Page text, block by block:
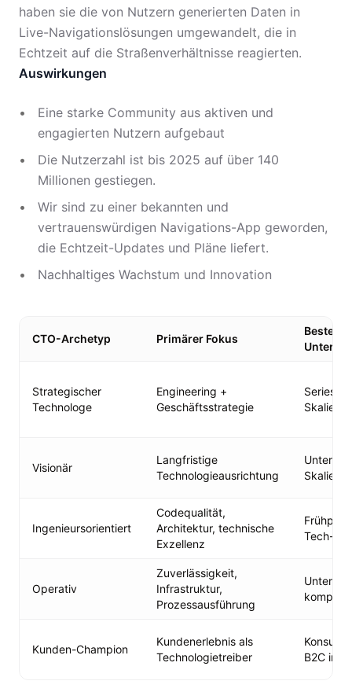
haben sie die von Nutzern generierten Daten in
Live-Navigationslösungen umgewandelt, die in
Echtzeit auf die Straßenverhältnisse reagierten.
Auswirkungen
Eine starke Community aus aktiven und
engagierten Nutzern aufgebaut
Die Nutzerzahl ist bis 2025 auf über 140
Millionen gestiegen.
Wir sind zu einer bekannten und
vertrauenswürdigen Navigations-App geworden,
die Echtzeit-Updates und Pläne liefert.
Nachhaltiges Wachstum und Innovation
CTO-Archetyp Primärer Fokus
Beste
Strategischer
Technologe
Engineering +
Geschäftsstrategie
Series
Visionär
Langfristige
Technologieausrichtung
Ingenieursorientiert
Codequalität,
Architektur, technische
Exzellenz
Tech-
Operativ
Zuverlässigkeit,
Infrastruktur,
Prozessausführung
Kunden-Champion
Kundenerlebnis als
Technologietreiber
B2C in